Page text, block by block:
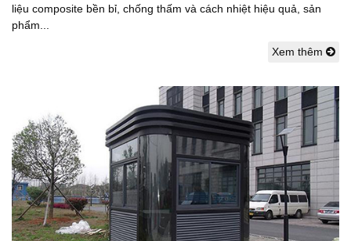
liệu composite bền bỉ, chống thấm và cách nhiệt hiệu quả, sản
phẩm...
Xem thêm